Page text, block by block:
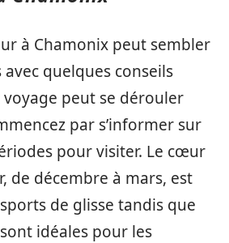
à Chamonix peut sembler
quelques conseils
peut se dérouler
par s’informer sur
pour visiter. Le cœur
de décembre à mars, est
de glisse tandis que
idéales pour les